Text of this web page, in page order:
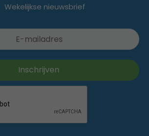
Wekelijkse nieuwsbrief